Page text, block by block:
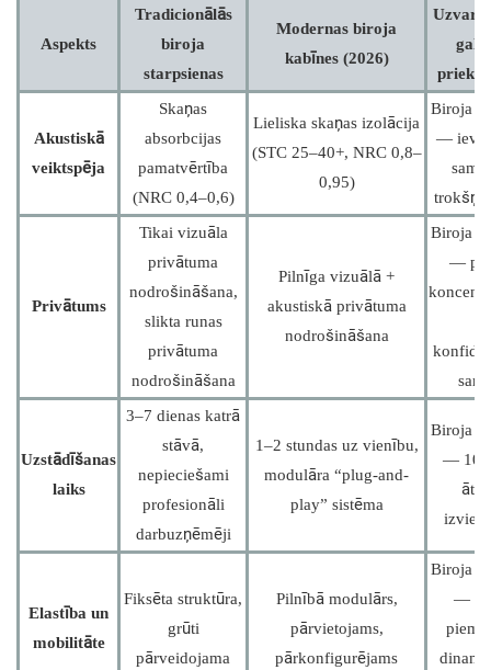
Aspekts
Tradicionālās
biroja
starpsienas
Modernas biroja
kabīnes (2026)
Akustiskā
veiktspēja
Skaņas
absorbcijas
pamatvērtība
(NRC 0,4–0,6)
Lieliska skaņas izolācija
(STC 25–40+, NRC 0,8–
0,95)
Biroja
—
trokšņa
Privātums
Tikai vizuāla
privātuma
nodrošināšana,
slikta runas
privātuma
nodrošināšana
Pilnīga vizuālā +
akustiskā privātuma
nodrošināšana
Biroja
—
Uzstādīšanas
laiks
3–7 dienas katrā
stāvā,
nepieciešami
profesionāli
darbuzņēmēji
1–2 stundas uz vienību,
modulāra “plug-and-
play” sistēma
Biroja
— 10
Elastība un
mobilitāte
Fiksēta struktūra,
grūti
pārveidojama
Pilnībā modulārs,
pārvietojams,
pārkonfigurējams
Biroja
—